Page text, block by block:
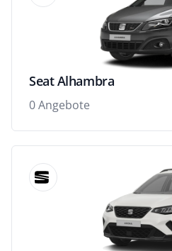
Seat Alhambra
0 Angebote